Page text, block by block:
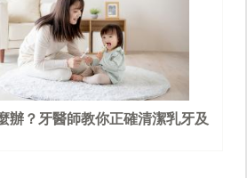
辦？牙醫師教你正確清潔乳牙及